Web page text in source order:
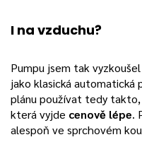
I na vzduchu?
Pumpu jsem tak vyzkoušel
jako klasická automatická
plánu používat tedy takto,
která vyjde cenově lépe.
alespoň ve sprchovém